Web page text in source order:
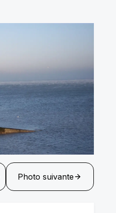
Photo suivante